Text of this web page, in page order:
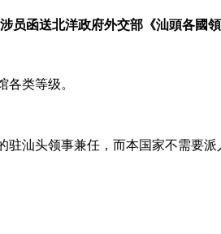
员函送北洋政府外交部《汕頭各國
类等级。
汕头领事兼任，而本国家不需要派